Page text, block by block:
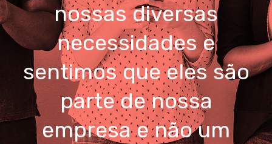
nossas diversas
necessidades e
sentimos que eles são
parte de nossa
empresa e não um